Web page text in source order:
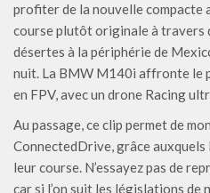
profiter de la nouvelle compacte
course plutôt originale à travers
désertes à la périphérie de
nuit. La BMW M140i affronte le
en FPV, avec un drone Racing
Au passage, ce clip permet de
ConnectedDrive, grâce
leur course. N’essayez pas de
car si l’on suit les législations de